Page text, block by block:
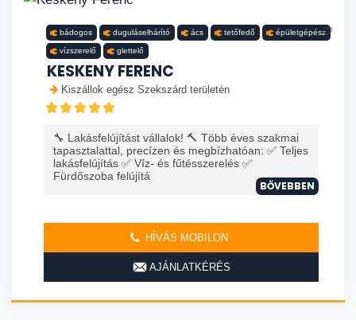
bádogos duguláselhárító ács tetőfedő épületgépész
vízszerelő glettelő
KESKENY FERENC
Kiszállok egész Szekszárd területén
🔧 Lakásfelújítást vállalok! 🔨 Több éves szakmai
tapasztalattal, precízen és megbízhatóan: ✅ Teljes
lakásfelújítás ✅ Víz- és fűtésszerelés ✅
Fürdőszoba felújítá
BŐVEBBEN
HÍVÁS MOBILON
AJÁNLATKÉRÉS